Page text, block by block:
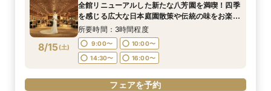
8/15(土)
全館リニューアルした新たな八芳園を満喫！四季
を感じる広大な日本庭園散策や伝統の味をお楽し
みいただける特別試食会付お悩み相談フェア
所要時間：3時間程度
9:00〜
10:00〜
14:30〜
16:00〜
フェアを予約